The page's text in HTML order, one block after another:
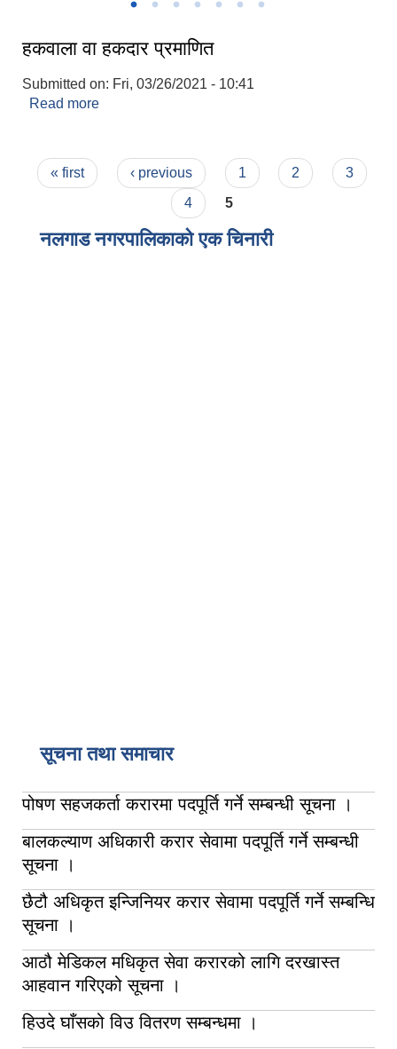
हकवाला वा हकदार प्रमाणित
Submitted on: Fri, 03/26/2021 - 10:41
Read more
Pages
« first ‹ previous 1 2
3
4
5
नलगाड नगरपालिकाको एक चिनारी
सूचना तथा समाचार
पोषण सहजकर्ता करारमा पदपूर्ति गर्ने सम्बन्धी सूचना ।
बालकल्याण अधिकारी करार सेवामा पदपूर्ति गर्ने सम्बन्धी
सूचना ।
छैटौ अधिकृत इन्जिनियर करार सेवामा पदपूर्ति गर्ने सम्बन्धि
सूचना ।
आठौ मेडिकल मधिकृत सेवा करारको लागि दरखास्त
आहवान गरिएको सूचना ।
हिउदे घाँसको विउ वितरण सम्बन्धमा ।